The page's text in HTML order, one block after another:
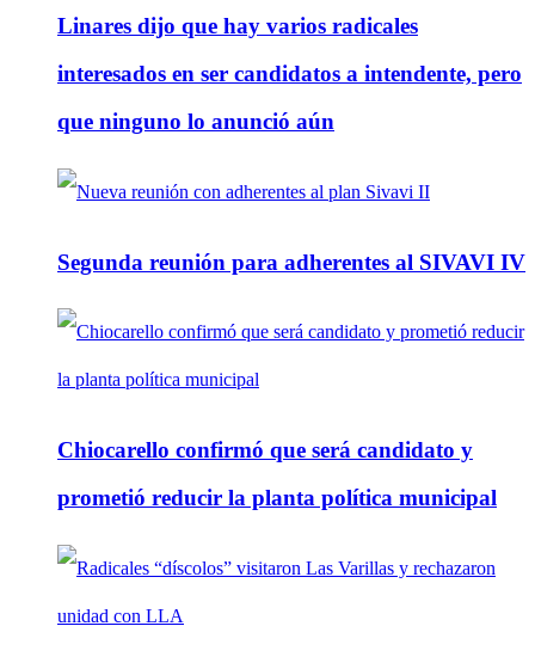
Linares dijo que hay varios radicales
interesados en ser candidatos a intendente, pero
que ninguno lo anunció aún
Segunda reunión para adherentes al SIVAVI IV
Chiocarello confirmó que será candidato y
prometió reducir la planta política municipal